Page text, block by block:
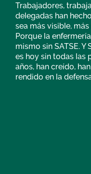
Trabajadores,
delegadas han
sea más visible,
Porque la
mismo sin SATSE.
es hoy sin todas las
años, han creído,
rendido en la